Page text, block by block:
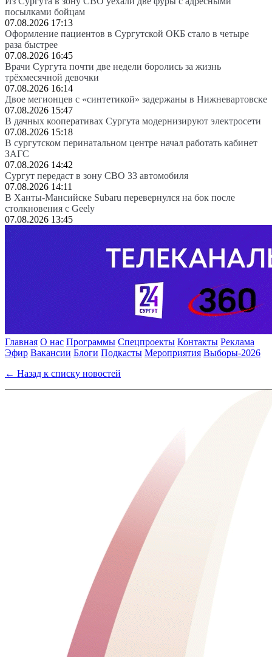
посылками бойцам
07.08.2026 17:13
Оформление пациентов в Сургутской ОКБ стало в четыре
раза быстрее
07.08.2026 16:45
Врачи Сургута почти две недели боролись за жизнь
трёхмесячной девочки
07.08.2026 16:14
Двое мегионцев с «синтетикой» задержаны в Нижневартовске
07.08.2026 15:47
В дачных кооперативах Сургута модернизируют электросети
07.08.2026 15:18
В сургутском перинатальном центре начал работать кабинет
ЗАГС
07.08.2026 14:42
Сургут передаст в зону СВО 33 автомобиля
07.08.2026 14:11
В Ханты-Мансийске Subaru перевернулся на бок после
столкновения с Geely
07.08.2026 13:45
Главная О нас Программы Спецпроекты Контакты Реклама
Эфир Вакансии Блоги Подкасты Мероприятия Выборы-2026
← Назад к списку новостей